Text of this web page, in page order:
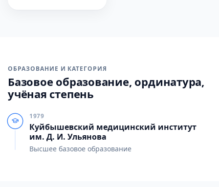
ОБРАЗОВАНИЕ И КАТЕГОРИЯ
Базовое образование, ординатура,
учёная степень
1979
Куйбышевский медицинский институт
им. Д. И. Ульянова
Высшее базовое образование